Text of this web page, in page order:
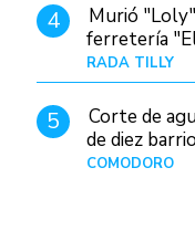
4
Murió
ferretería
RADA TILLY
5
Corte de
de diez
COMODORO